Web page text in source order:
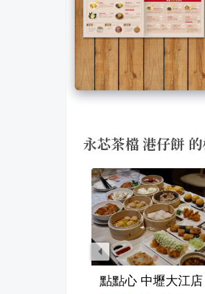
永芯茶檔 港仔餅
點點心 中壢大江店